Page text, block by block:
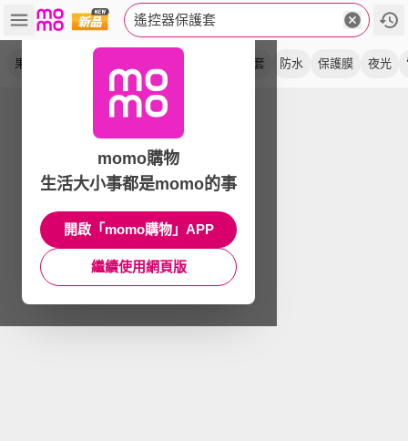
遙控器保護套
果凍套 防摔套 防水 保護膜 夜光
momo購物
生活大小事都是momo的事
開啟「momo購物」APP
繼續使用網頁版